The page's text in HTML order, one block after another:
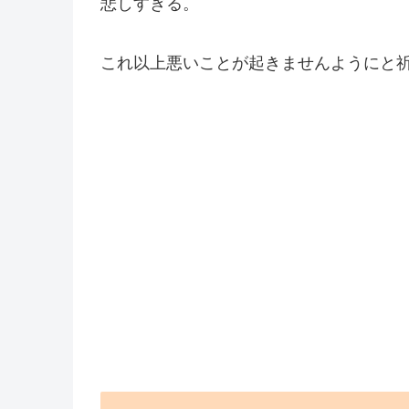
悲しすぎる。
これ以上悪いことが起きませんようにと